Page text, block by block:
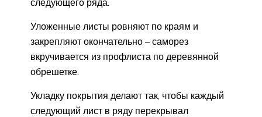
Уложенные листы ровняют по краям и
закрепляют окончательно – саморез
вкручивается из профлиста по деревянной
обрешетке.
Укладку покрытия делают так, чтобы каждый
следующий лист в ряду перекрывал